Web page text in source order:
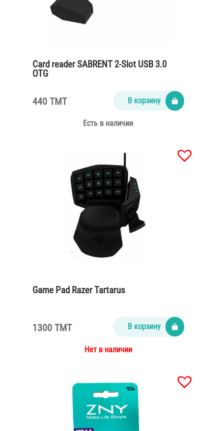
Card reader SABRENT 2-Slot USB 3.0
OTG
440 TMT В корзину
Есть в наличии
Game Pad Razer Tartarus
1300 TMT В корзину
Нет в наличии